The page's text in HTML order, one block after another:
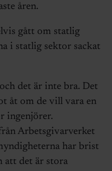
åren.
gått om statlig
i statlig sektor sackat
det är inte bra. Det
åt om de vill vara en
ingenjörer.
Arbetsgivarverket
har brist
att det är stora